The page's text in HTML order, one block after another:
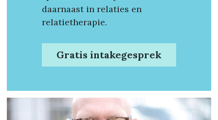
daarnaast in relaties en
relatietherapie.
Gratis intakegesprek